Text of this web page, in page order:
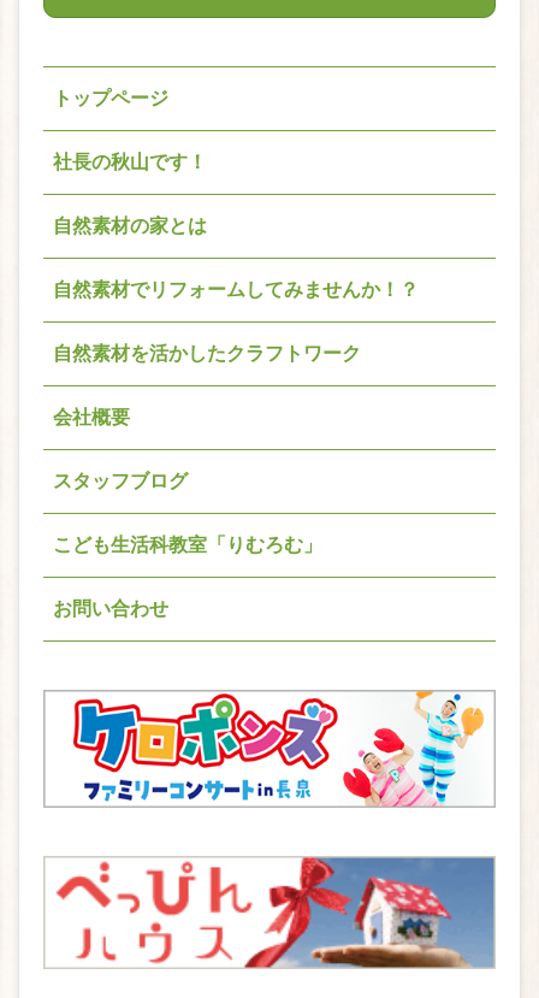
トップページ
社長の秋山です！
自然素材の家とは
自然素材でリフォームしてみませんか！？
自然素材を活かしたクラフトワーク
会社概要
スタッフブログ
こども生活科教室「りむろむ」
お問い合わせ